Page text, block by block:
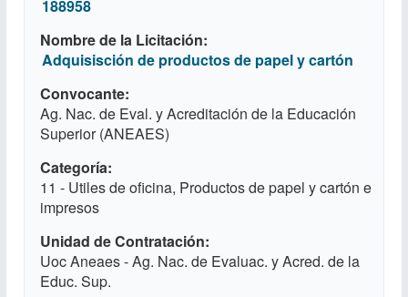
188958
Nombre de la Licitación
Adquisisción de productos de papel y cartón
Convocante
Ag. Nac. de Eval. y Acreditación de la Educación
Superior (ANEAES)
Categoría
11 - Utiles de oficina, Productos de papel y cartón e
impresos
Unidad de Contratación
Uoc Aneaes - Ag. Nac. de Evaluac. y Acred. de la
Educ. Sup.